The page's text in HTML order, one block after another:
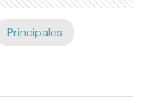
Principales